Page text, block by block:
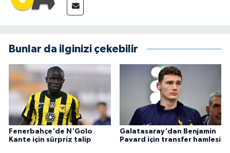
Bunlar da ilginizi çekebilir
Fenerbahçe'de N'Golo
Kante için sürpriz talip
Galatasaray'dan Benjamin
Pavard için transfer hamlesi